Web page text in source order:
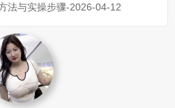
法与实操步骤-2026-04-12
历 740